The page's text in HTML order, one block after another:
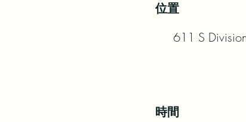
位置
611 S
時間